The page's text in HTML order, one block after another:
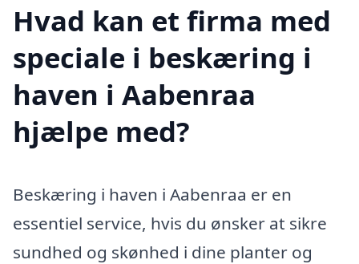
Hvad kan et firma med
speciale i beskæring i
haven i Aabenraa
hjælpe med?
Beskæring i haven i Aabenraa er en
essentiel service, hvis du ønsker at sikre
sundhed og skønhed i dine planter og